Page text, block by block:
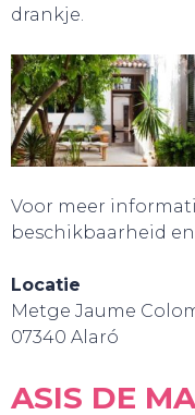
drankje.
Voor meer
beschikbaarheid
Locatie
Metge Jaume
07340 Alaró
ASIS DE